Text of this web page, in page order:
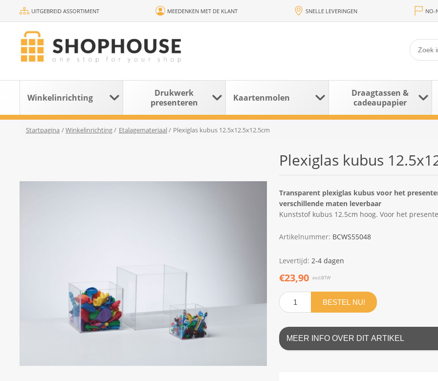
UITGEBREID ASSORTIMENT MEEDENKEN MET DE KLANT SNELLE LEVERINGEN NO-
Winkelinrichting
Drukwerk
presenteren
Kaartenmolen
Draagtassen &
cadeaupapier
Startpagina /Winkelinrichting/ Etalagemateriaal / Plexiglas kubus 12.5x12.5x12.5cm
Plexiglas kubus
Transparent plexiglas kubus voor het
verschillende maten leverbaar
Kunststof kubus 12.5cm hoog. Voor het
Artikelnummer: BCWS55048
Levertijd: 2-4 dagen
€23,90 excl.BTW
BESTEL NU!
MEER INFO OVER DIT ARTIKEL